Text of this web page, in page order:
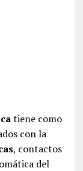
tiene como
con la
, contactos
del